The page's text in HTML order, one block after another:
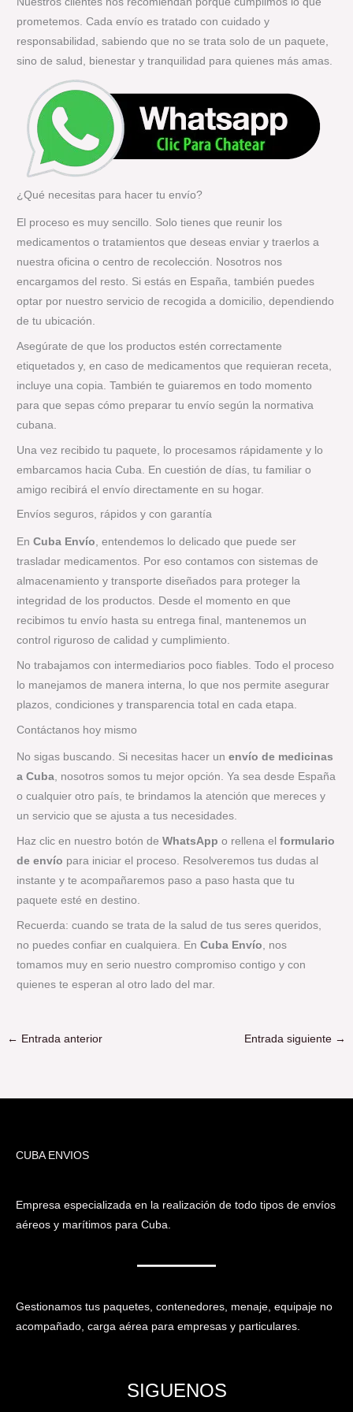
prometemos. Cada envío es tratado con cuidado y
responsabilidad, sabiendo que no se trata solo de un paquete,
sino de salud, bienestar y tranquilidad para quienes más amas.
¿Qué necesitas para hacer tu envío?
El proceso es muy sencillo. Solo tienes que reunir los
medicamentos o tratamientos que deseas enviar y traerlos a
nuestra oficina o centro de recolección. Nosotros nos
encargamos del resto. Si estás en España, también puedes
optar por nuestro servicio de recogida a domicilio, dependiendo
de tu ubicación.
Asegúrate de que los productos estén correctamente
etiquetados y, en caso de medicamentos que requieran receta,
incluye una copia. También te guiaremos en todo momento
para que sepas cómo preparar tu envío según la normativa
cubana.
Una vez recibido tu paquete, lo procesamos rápidamente y lo
embarcamos hacia Cuba. En cuestión de días, tu familiar o
amigo recibirá el envío directamente en su hogar.
Envíos seguros, rápidos y con garantía
EnCuba Envío, entendemos lo delicado que puede ser
trasladar medicamentos. Por eso contamos con sistemas de
almacenamiento y transporte diseñados para proteger la
integridad de los productos. Desde el momento en que
recibimos tu envío hasta su entrega final, mantenemos un
control riguroso de calidad y cumplimiento.
No trabajamos con intermediarios poco fiables. Todo el proceso
lo manejamos de manera interna, lo que nos permite asegurar
plazos, condiciones y transparencia total en cada etapa.
Contáctanos hoy mismo
No sigas buscando. Si necesitas hacer unenvío de medicinas
a Cuba, nosotros somos tu mejor opción. Ya sea desde España
o cualquier otro país, te brindamos la atención que mereces y
un servicio que se ajusta a tus necesidades.
Haz clic en nuestro botón deWhatsApp o rellena elformulario
de envío para iniciar el proceso. Resolveremos tus dudas al
instante y te acompañaremos paso a paso hasta que tu
paquete esté en destino.
Recuerda: cuando se trata de la salud de tus seres queridos,
no puedes confiar en cualquiera. EnCuba Envío , nos
tomamos muy en serio nuestro compromiso contigo y con
quienes te esperan al otro lado del mar.
← Entrada anterior Entrada siguiente →
CUBA ENVIOS
Empresa especializada en la realización de todo tipos de envíos
aéreos y marítimos para Cuba.
Gestionamos tus paquetes, contenedores, menaje, equipaje no
acompañado, carga aérea para empresas y particulares.
SIGUENOS